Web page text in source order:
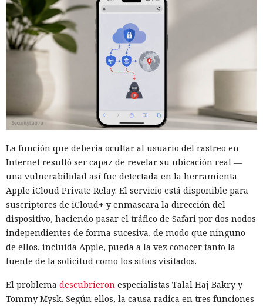
La función que debería ocultar al usuario del rastreo en
Internet resultó ser capaz de revelar su ubicación real —
una vulnerabilidad así fue detectada en la herramienta
Apple iCloud Private Relay. El servicio está disponible para
suscriptores de iCloud+ y enmascara la dirección del
dispositivo, haciendo pasar el tráfico de Safari por dos nodos
independientes de forma sucesiva, de modo que ninguno
de ellos, incluida Apple, pueda a la vez conocer tanto la
fuente de la solicitud como los sitios visitados.
El problema descubrieron especialistas Talal Haj Bakry y
Tommy Mysk. Según ellos, la causa radica en tres funciones